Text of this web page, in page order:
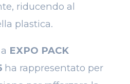
riducendo al
plastica.
EXPO PACK
ha rappresentato per